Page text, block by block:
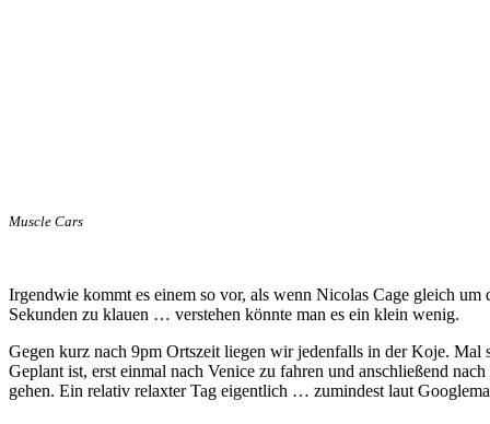
Muscle Cars
Irgendwie kommt es einem so vor, als wenn Nicolas Cage gleich
Sekunden zu klauen … verstehen könnte man es ein klein wenig.
Gegen kurz nach 9pm Ortszeit liegen wir jedenfalls in der Koje. Mal
Geplant ist, erst einmal nach Venice zu fahren und anschließend
gehen. Ein relativ relaxter Tag eigentlich … zumindest laut